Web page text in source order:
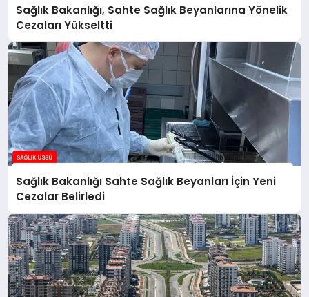
Sağlık Bakanlığı, Sahte Sağlık Beyanlarına Yönelik
Cezaları Yükseltti
Sağlık Bakanlığı Sahte Sağlık Beyanları İçin Yeni
Cezalar Belirledi